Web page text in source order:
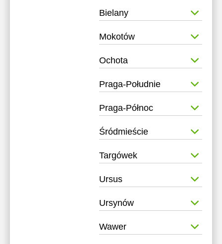
Bielany
Mokotów
Ochota
Praga-Południe
Praga-Północ
Śródmieście
Targówek
Ursus
Ursynów
Wawer
17:30
18:00
19:00
19:30
20:00